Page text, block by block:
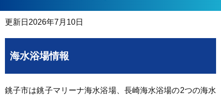
更新日 2026年7月10日
海水浴場情報
銚子市は銚子マリーナ海水浴場、長崎海水浴場の2つの海水